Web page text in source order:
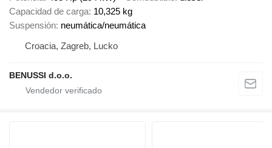
Capacidad de carga 10,325 kg
Suspensión neumática/neumática
Croacia, Zagreb, Lucko
BENUSSI d.o.o.